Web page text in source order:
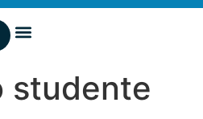
studente